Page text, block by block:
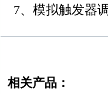
7、模拟触发器
相关产品：